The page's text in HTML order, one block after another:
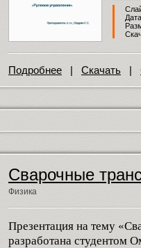
Подробнее | Скачать |
Сварочные
Физика
Презентация на тему
разработана студентом